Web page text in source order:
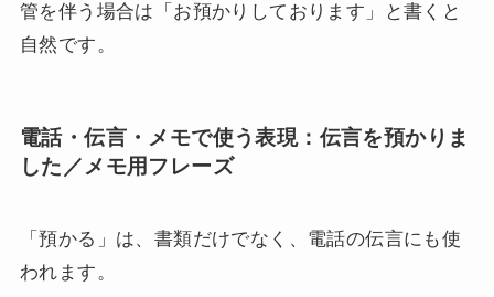
管を伴う場合は「お預かりしております」と書くと
自然です。
電話・伝言・メモで使う表現：伝言を預かりま
した／メモ用フレーズ
「預かる」は、書類だけでなく、電話の伝言にも使
われます。